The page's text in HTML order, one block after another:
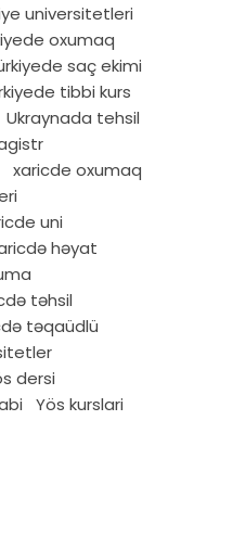
universitetleri
oxumaq
saç ekimi
tibbi kurs
Ukraynada tehsil
xaricde oxumaq
uni
həyat
təhsil
təqaüdlü
dersi
Yös kurslari